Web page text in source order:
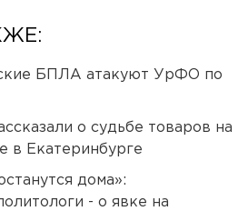
БПЛА атакуют УрФО по
о судьбе товаров на
в Екатеринбурге
дома»:
- о явке на